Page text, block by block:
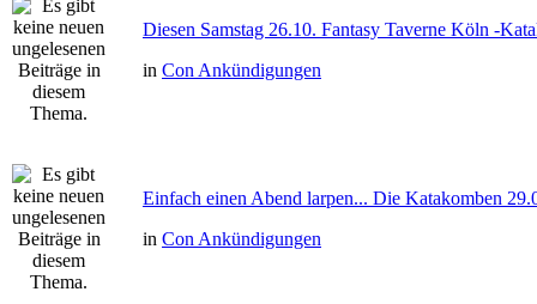
Diesen Samstag 26.10. Fantasy Taverne Köln -
in Con Ankündigungen
Einfach einen Abend larpen... Die Katakomben
in Con Ankündigungen